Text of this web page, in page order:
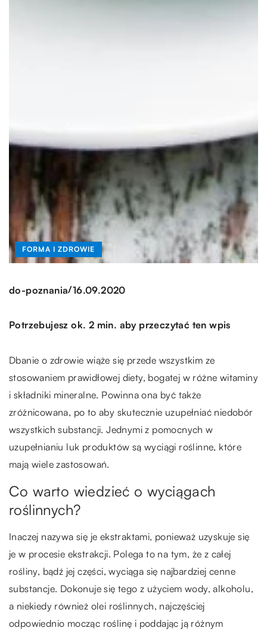
FORMA I ZDROWIE
do-poznania/16.09.2020
Potrzebujesz ok. 2 min. aby przeczytać ten wpis
Dbanie o zdrowie wiąże się przede wszystkim ze
stosowaniem prawidłowej diety, bogatej w różne witaminy
i składniki mineralne. Powinna ona być także
zróżnicowana, po to aby skutecznie uzupełniać niedobór
wszystkich substancji. Jednymi z pomocnych w
uzupełnianiu luk produktów są wyciągi roślinne, które
mają wiele zastosowań.
Co warto wiedzieć o wyciągach
roślinnych?
Inaczej nazywa się je ekstraktami, ponieważ uzyskuje się
je w procesie ekstrakcji. Polega to na tym, że z całej
rośliny, bądź jej części, wyciąga się najbardziej cenne
substancje. Dokonuje się tego z użyciem wody, alkoholu,
a niekiedy również olei roślinnych, najczęściej
odpowiednio mocząc roślinę i poddając ją różnym